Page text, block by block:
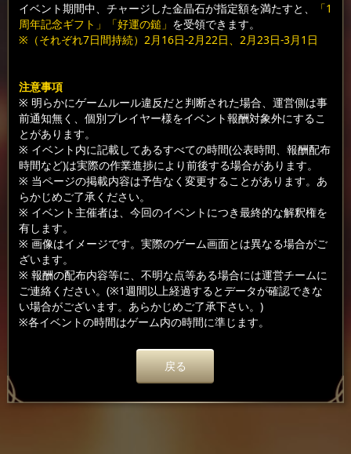
イベント期間中、チャージした金晶石が指定額を満たすと、
「1
周年記念ギフト」「好運の鎚」 を受領できます。
※（それぞれ7日間持続）2月16日-2月22日、2月23日-3月1日
注意事項
※ 明らかにゲームルール違反だと判断された場合、運営側は事
前通知無く、個別プレイヤー様をイベント報酬対象外にするこ
とがあります。
※ イベント内に記載してあるすべての時間(公表時間、報酬配布
時間など)は実際の作業進捗により前後する場合があります。
※ 当ページの掲載内容は予告なく変更することがあります。あ
らかじめご了承ください。
※ イベント主催者は、今回のイベントにつき最終的な解釈権を
有します。
※ 画像はイメージです。実際のゲーム画面とは異なる場合がご
ざいます。
※ 報酬の配布内容等に、不明な点等ある場合には運営チームに
ご連絡ください。(※1週間以上経過するとデータが確認できな
い場合がございます。あらかじめご了承下さい。)
※各イベントの時間はゲーム内の時間に準じます。
戻る